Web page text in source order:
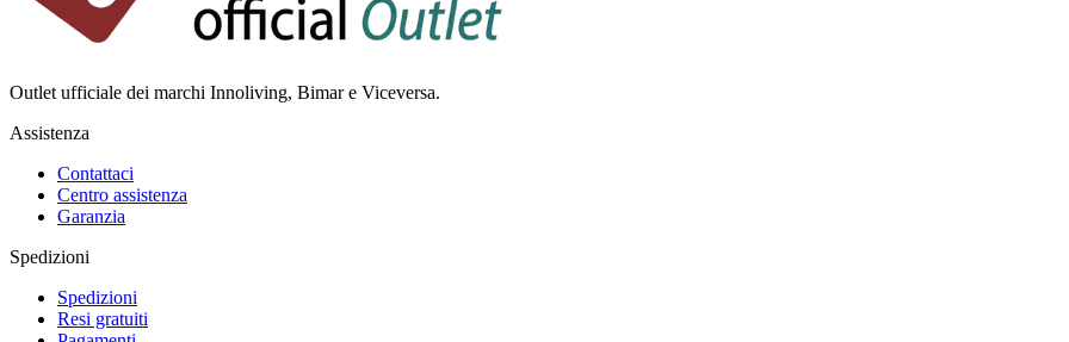
Outlet ufficiale dei marchi Innoliving, Bimar e Viceversa.
Assistenza
Contattaci
Centro assistenza
Garanzia
Spedizioni
Spedizioni
Resi gratuiti